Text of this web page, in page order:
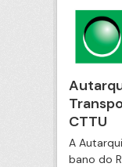
CTTU
A
bano do